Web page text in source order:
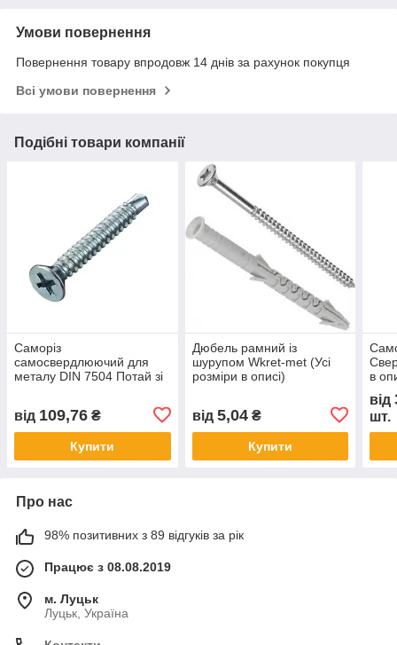
Умови повернення
Повернення товару впродовж 14 днів за рахунок покупця
Всі умови повернення
Подібні товари компанії
Саморіз
самосвердлюючий для
металу DIN 7504 Потай зі
від 109,76 ₴
Купити
Дюбель рамний із
шурупом Wkret-met (Усі
розміри в описі)
від 5,04₴
Купити
в
від
шт.
Про нас
98% позитивних з 89 відгуків за рік
Працює з 08.08.2019
м. Луцьк
Луцьк, Україна